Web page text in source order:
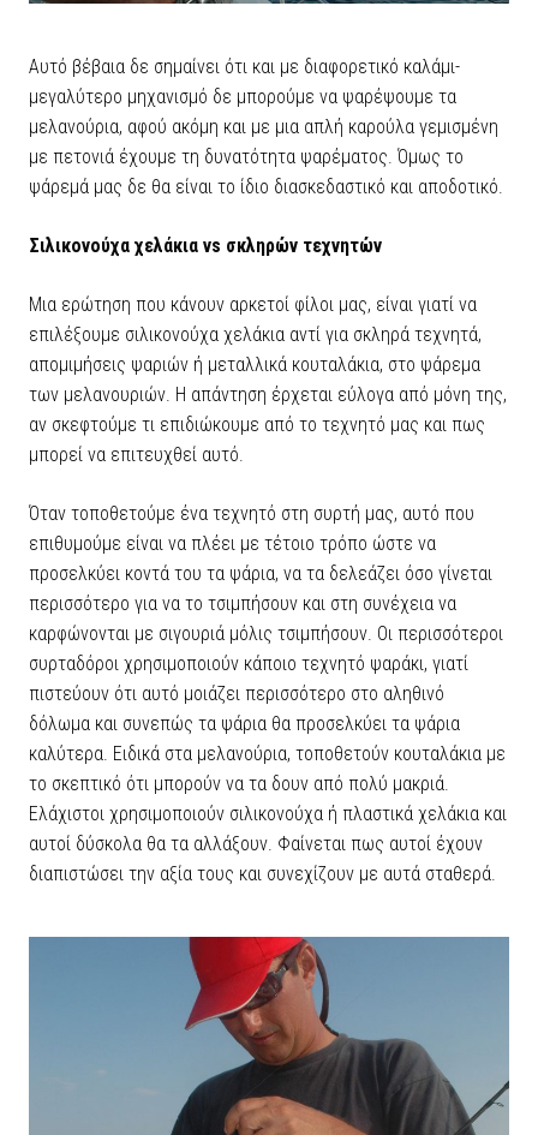
Αυτό βέβαια δε σημαίνει ότι και με διαφορετικό καλάμι-
μεγαλύτερο μηχανισμό δε μπορούμε να ψαρέψουμε τα
μελανούρια, αφού ακόμη και με μια απλή καρούλα γεμισμένη
με πετονιά έχουμε τη δυνατότητα ψαρέματος. Όμως το
ψάρεμά μας δε θα είναι το ίδιο διασκεδαστικό και αποδοτικό.
Σιλικονούχα χελάκια vs σκληρών τεχνητών
Μια ερώτηση που κάνουν αρκετοί φίλοι μας, είναι γιατί να
επιλέξουμε σιλικονούχα χελάκια αντί για σκληρά τεχνητά,
απομιμήσεις ψαριών ή μεταλλικά κουταλάκια, στο ψάρεμα
των μελανουριών. Η απάντηση έρχεται εύλογα από μόνη της,
αν σκεφτούμε τι επιδιώκουμε από το τεχνητό μας και πως
μπορεί να επιτευχθεί αυτό.
Όταν τοποθετούμε ένα τεχνητό στη συρτή μας, αυτό που
επιθυμούμε είναι να πλέει με τέτοιο τρόπο ώστε να
προσελκύει κοντά του τα ψάρια, να τα δελεάζει όσο γίνεται
περισσότερο για να το τσιμπήσουν και στη συνέχεια να
καρφώνονται με σιγουριά μόλις τσιμπήσουν. Οι περισσότεροι
συρταδόροι χρησιμοποιούν κάποιο τεχνητό ψαράκι, γιατί
πιστεύουν ότι αυτό μοιάζει περισσότερο στο αληθινό
δόλωμα και συνεπώς τα ψάρια θα προσελκύει τα ψάρια
καλύτερα. Ειδικά στα μελανούρια, τοποθετούν κουταλάκια με
το σκεπτικό ότι μπορούν να τα δουν από πολύ μακριά.
Ελάχιστοι χρησιμοποιούν σιλικονούχα ή πλαστικά χελάκια και
αυτοί δύσκολα θα τα αλλάξουν. Φαίνεται πως αυτοί έχουν
διαπιστώσει την αξία τους και συνεχίζουν με αυτά σταθερά.